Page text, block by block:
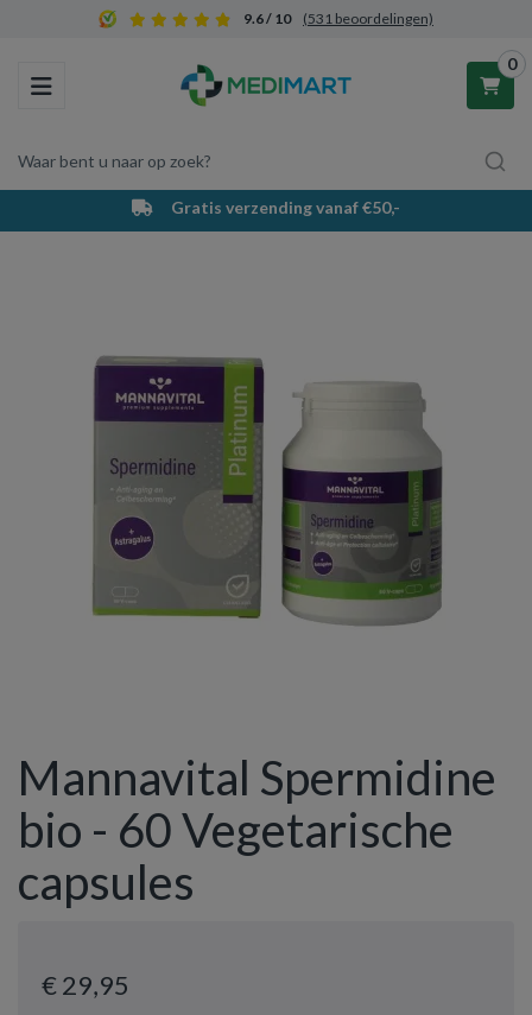
9.6 / 10 (531 beoordelingen)
Toggle navigation
Waar bent u naar op zoek?
0
Winkelwagen
Vul hem met producten.
Gratis verzending vanaf €50,-
Mannavital Spermidine
bio - 60 Vegetarische
capsules
€ 29,95